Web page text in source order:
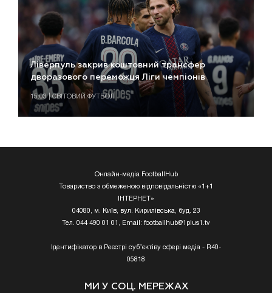
Ліверпуль закрив коштовний трансфер
дворазового переможця Ліги чемпіонів
15:03 | СВІТОВИЙ ФУТБОЛ
Онлайн-медіа FootballHub
Товариство з обмеженою відповідальністю «1+1
ІНТЕРНЕТ»
04080, м. Київ, вул. Кирилівська, буд. 23
Тел. 044 490 01 01, Email: footballhub@1plus1.tv
Ідентифікатор в Реєстрі суб’єктіву сфері медіа - R40-
05818
МИ У СОЦ. МЕРЕЖАХ